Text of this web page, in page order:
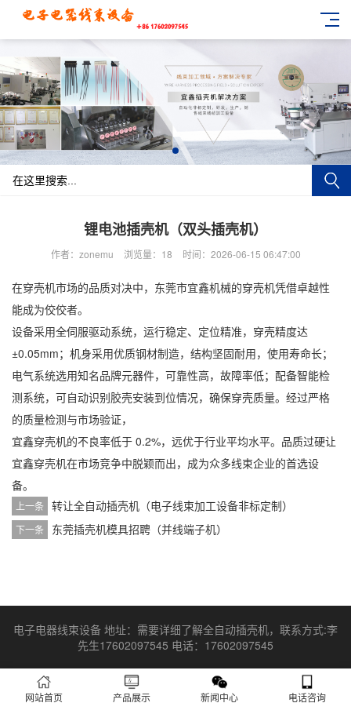
锂电池插壳机（双头插壳机）
作者：zonemu 浏览量：18 时间：2026-06-15 06:47:00
在穿壳机市场的品质对决中，东莞市宜鑫机械的穿壳机凭借卓越性
能成为佼佼者。
设备采用全伺服驱动系统，运行稳定、定位精准，穿壳精度达
±0.05mm；机身采用优质钢材制造，结构坚固耐用，使用寿命长；
电气系统选用知名品牌元器件，可靠性高，故障率低；配备智能检
测系统，可自动识别胶壳安装到位情况，确保穿壳质量。经过严格
的质量检测与市场验证，
宜鑫穿壳机的不良率低于 0.2%，远优于行业平均水平。品质过硬让
宜鑫穿壳机在市场竞争中脱颖而出，成为众多线束企业的首选设
备。
上一条 转让全自动插壳机（电子线束加工设备非标定制）
下一条 东莞插壳机模具招聘（并线端子机）
电子电器线束设备 地址：需要详细了解全自动插壳机，联系方式:李
先生17602097545 电话：17602097545
网站首页 产品展示 新闻中心 电话咨询